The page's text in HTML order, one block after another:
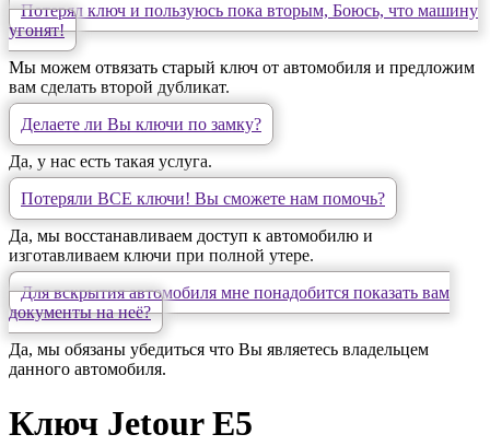
Потерял ключ и пользуюсь пока вторым, Боюсь, что машину
угонят!
Мы можем отвязать старый ключ от автомобиля и предложим
вам сделать второй дубликат.
Делаете ли Вы ключи по замку?
Да, у нас есть такая услуга.
Потеряли ВСЕ ключи! Вы сможете нам помочь?
Да, мы восстанавливаем доступ к автомобилю и
изготавливаем ключи при полной утере.
Для вскрытия автомобиля мне понадобится показать вам
документы на неё?
Да, мы обязаны убедиться что Вы являетесь владельцем
данного автомобиля.
Ключ Jetour E5